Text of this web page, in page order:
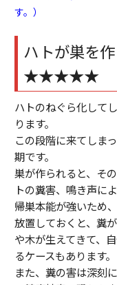
す。）
ハトが巣を
★★★★★
ハトのねぐら化して
ります。
この段階に来てしま
期です。
巣が作られると、そ
トの糞害、鳴き声に
帰巣本能が強いため
放置しておくと、糞
や木が生えてきて、
るケースもあります。
また、糞の害は深刻